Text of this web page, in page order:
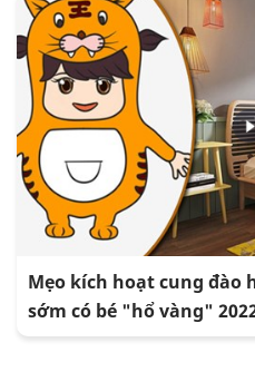
Mẹo kích hoạt cung đào
sớm có bé "hổ vàng"